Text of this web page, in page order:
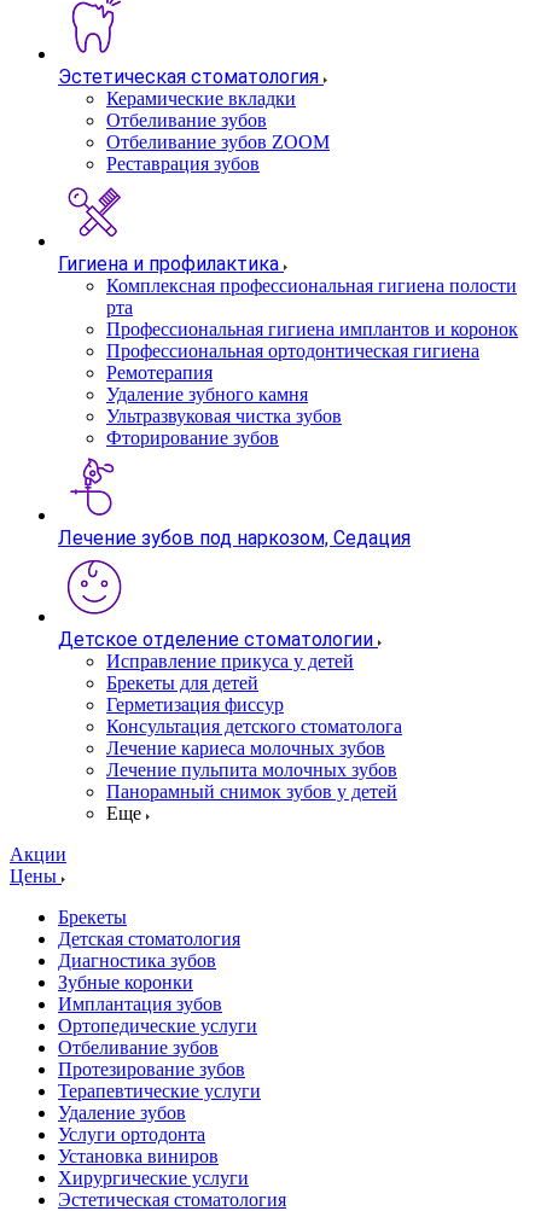
Эстетическая стоматология
Керамические вкладки
Отбеливание зубов
Отбеливание зубов ZOOM
Реставрация зубов
Гигиена и профилактика
Комплексная профессиональная гигиена полости
рта
Профессиональная гигиена имплантов и коронок
Профессиональная ортодонтическая гигиена
Ремотерапия
Удаление зубного камня
Ультразвуковая чистка зубов
Фторирование зубов
Лечение зубов под наркозом, Седация
Детское отделение стоматологии
Исправление прикуса у детей
Брекеты для детей
Герметизация фиссур
Консультация детского стоматолога
Лечение кариеса молочных зубов
Лечение пульпита молочных зубов
Панорамный снимок зубов у детей
Еще
Акции
Цены
Брекеты
Детская стоматология
Диагностика зубов
Зубные коронки
Имплантация зубов
Ортопедические услуги
Отбеливание зубов
Протезирование зубов
Терапевтические услуги
Удаление зубов
Услуги ортодонта
Установка виниров
Хирургические услуги
Эстетическая стоматология